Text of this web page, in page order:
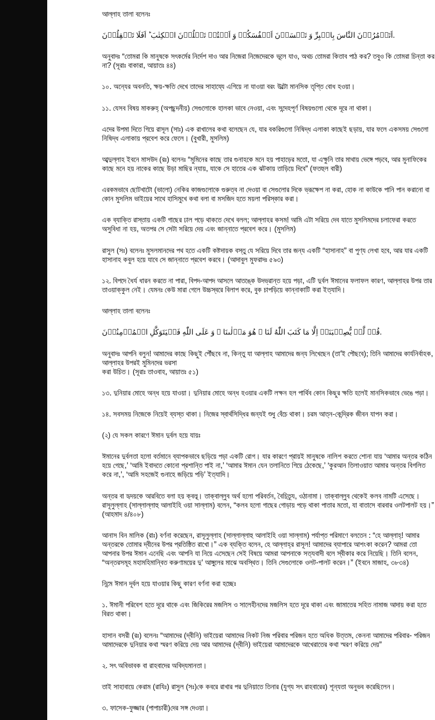
আল্লাহ তালা বলেনঃ
اَتَاۡمُرُوۡنَ النَّاسَ بِالۡبِرِّ وَ تَنۡسَوۡنَ اَنۡفُسَكُمۡ وَ اَنۡتُمۡ تَتۡلُوۡنَ الۡكِتٰبَ ؕ اَفَلَا تَعۡقِلُوۡنَ.
অনুবাদঃ “তোমরা কি মানুষকে সৎকর্মের নির্দেশ দাও আর নিজেরা নিজেদেরকে ভূলে যাও, অথচ তোমরা কিতাব পাঠ কর? তবুও কি তোমরা চিন্তা কর
না? (সূরাঃ বাকারা, আয়াতঃ ৪৪)
১০. অন্যের অবনতি, ক্ষয়-ক্ষতি দেখে তাদের সাহায্যে এগিয়ে না যাওয়া বরং উল্টো মানসিক তৃপ্তি বোধ হওয়া।
১১. যেসব বিষয় মাকরুহ্‌ (অপছন্দনীয়) সেগুলোকে হালকা ভাবে নেওয়া, এবং সন্দেহপূর্ণ বিষয়গুলো থেকে দূরে না থাকা।
এদের উপমা দিতে গিয়ে রাসূল (সাঃ) এক রাখালের কথা বলেছেন যে, যার বকরিগুলো নিষিদ্ধ এলাকা কাছেই ছড়ায়, যার ফলে একসময় সেগুলো
নিষিদ্ধ এলাকায় প্রবেশ করে ফেলে। (বুখারী, মুসলিম)
আব্দুল্লাহ ইবনে মাসউদ (রঃ) বলেনঃ “মুমিনের কাছে তার গুনাহকে মনে হয় পাহাড়ের মতো, যা এক্ষুনি তার মাথায় ভেঙ্গে পড়বে, আর মুনাফিকের
কাছে মনে হয় নাকের কাছে উড়া মাছির ন্যায়, যাকে সে হাতের এক ঝটকায় তাড়িয়ে দিবে” (ফতহুল বারী)
এরকমভাবে ছোটখাটো (ভালো) নেকির কাজগুলোকে গুরুত্ব না দেওয়া বা সেগুলোর দিকে ভ্রূক্ষেপ না করা, হোক না কাউকে পানি পান করানো বা
কোন মুসলিম ভাইয়ের সাথে হাসিমুখে কথা বলা বা মসজিদ হতে ময়লা পরিস্কার করা।
এক ব্যাক্তি রাস্তায় একটি গাছের ঢাল পড়ে থাকতে দেখে বলল; আল্লাহর কসম! আমি এটা সরিয়ে দেব যাতে মুসলিমদের চলাফেরা করতে
অসুবিধা না হয়, অতপর সে সেটা সরিয়ে দেয় এবং জান্নাতে প্রবেশ করে। (মুসলিম)
রাসুল (সঃ) বলেনঃ মুসলমানদের পথ হতে একটি কষ্টদায়ক বস্তু যে সরিয়ে দিবে তার জন্য একটি “হাসানাহ” বা পুণ্য লেখা হবে, আর যার একটি
হাসানাহ কবুল হয়ে যাবে সে জান্নাতে প্রবেশ করবে। (আদাবুল মুফরাদঃ ৫৯৩)
১২. বিপদে ধৈর্য ধারন করতে না পারা, বিপদ-আপদ আসলে আতঙ্কে উদভ্রান্ত হয়ে পড়া, এটি দুর্বল ঈমানের ফলাফল কারণ, আল্লাহর উপর তার
তাওয়াক্কুল নেই। যেমনঃ কেউ মারা গেলে উচ্চস্বরে বিলাপ করে, বুক চাপড়িয়ে কান্নাকাটি করা ইত্যাদি।
আল্লাহ তালা বলেনঃ
قُلۡ لَّنۡ یُّصِیۡبَنَاۤ اِلَّا مَا كَتَبَ اللّٰهُ لَنَا ۚ هُوَ مَوۡلٰىنَا ۚ وَ عَلَی اللّٰهِ فَلۡیَتَوَكَّلِ الۡمُؤۡمِنُوۡنَ.
অনুবাদঃ আপনি বলুন! আমাদের কাছে কিছুই পৌঁছবে না, কিন্তু যা আল্লাহ আমাদের জন্য লিখেছেন (তা’ই পৌছবে); তিনি আমাদের কার্যনির্বাহক,
আল্লাহর উপরই মুমিনদের ভরসা
করা উচিত। (সূরাঃ তাওবাহ, আয়াতঃ ৫১)
১৩. দুনিয়ার মোহে অন্ধ হয়ে যাওয়া। দুনিয়ার মোহে অন্ধ হওয়ার একটি লক্ষন হল পার্থিব কোন কিছুর ক্ষতি হলেই মানসিকভাবে ভেঙে পড়া।
১৪. সবসময় নিজেকে নিয়েই ব্যস্ত থাকা। নিজের স্বার্থসিদ্ধির জন্যই শুধু বেঁচে থাকা। চরম আত্ন-কেন্দ্রিক জীবন যাপন করা।
(২) যে সকল কারণে ঈমান দুর্বল হয়ে যায়ঃ
ঈমানের দুর্বলতা হলো বর্তমানে ব্যাপকভাবে ছড়িয়ে পড়া একটি রোগ। যার কারণে প্রায়ই মানুষকে নালিশ করতে শোনা যায় ‘আমার অন্তর কঠিন
হয়ে গেছে,’ ‘আমি ইবাদতে কোনো প্রশান্তি পাই না,’ ‘আমার ঈমান যেন তলানিতে গিয়ে ঠেকেছে,’ ‘কুরআন তিলাওয়াত আমার অন্তর বিগলিত
করে না,’, ‘আমি সহজেই গুনাহে জড়িয়ে পড়ি’ ইত্যাদি।
অন্তর বা হৃদয়কে আরবিতে বলা হয় ক্বল্ব্। তাক্বাল্লুব অর্থ হলো পরিবর্তন, বৈচিত্র্য, ওঠানামা। তাক্বাল্লুব থেকেই কলব নামটি এসেছে।
রাসূলুল্লাহ (সাল্লাল্লাহু আলাইহি ওয়া সাল্লাম) বলেন, “কলব হলো গাছের গোড়ায় পড়ে থাকা পাতার মতো, যা বাতাসে বারবার ওলটপালট হয়।”
(আহমাদ ৪/৪০৮)
আনাস বিন মালিক (রাঃ) বর্ণনা করেছেন, রাসূলুল্লাহ (সাল্লাল্লাহু আলাইহি ওয়া সাল্লাম) পর্যাপ্ত পরিমাণে বলতেন : “হে আল্লাহ্‌! আমার
অন্তরকে তোমার দ্বীনের উপর প্রতিষ্ঠিত রাখো।” এক ব্যক্তি বলেন, হে আল্লাহ্‌র রাসূল! আমাদের ব্যাপারে আশংকা করেন? আমরা তো
আপনার উপর ঈমান এনেছি এবং আপনি যা নিয়ে এসেছেন সেই বিষয়ে আমরা আপনাকে সত্যবাদী বলে স্বীকার করে নিয়েছি। তিনি বলেন,
“অন্তরসমূহ মহামহিমান্বিত করুণাময়ের দু’ আঙ্গুলের মাঝে অবস্থিত। তিনি সেগুলোকে ওলট-পালট করেন।” (ইবনে মাজাহ, ৩৮৩৪)
নিন্মে ঈমান দূর্বল হয়ে যাওয়ার কিছু কারণ বর্ণনা করা হচ্ছেঃ
১. ঈমানী পরিবেশ হতে দূরে থাকে এবং জিকিরের মজলিস ও সালেহীনদের মজলিস হতে দূরে থাকা এবং জামাতের সহিত নামাজ আদায় করা হতে
বিরত থাকা।
হাসান বসরী (রঃ) বলেনঃ “আমাদের (দ্বীনি) ভাইয়েরা আমাদের নিকট নিজ পরিবার পরিজন হতে অধিক উত্তম, কেননা আমাদের পরিবার- পরিজন
আমাদেরকে দুনিয়ার কথা স্মরণ করিয়ে দেয় আর আমাদের (দ্বীনি) ভাইয়েরা আমাদেরকে আখেরাতের কথা স্মরণ করিয়ে দেয়”
২. সৎ অবিভাবক বা রাহবাদের অবিদ্যমানতা।
তাই সাহাবায়ে কেরাম (রাযিঃ) রাসুল (সঃ)কে কবরে রাখার পর দুনিয়াতে তিনার (যুগ্য সৎ রাহবারের) শূন্যতা অনুভব করেছিলেন।
৩. ফাসেক-ফুজ্জার (পাপাচারী)দের সঙ্গ দেওয়া।